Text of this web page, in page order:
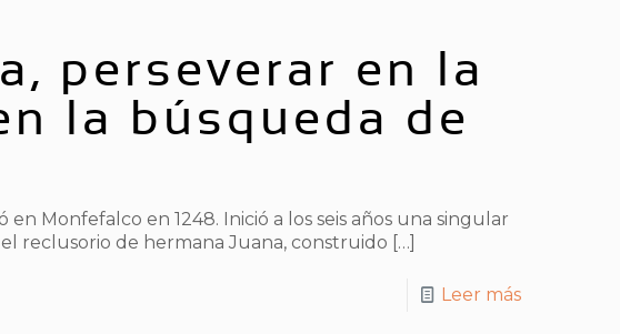
perseverar en la
la búsqueda de
Monfefalco en 1248. Inició a los seis años una singular
reclusorio de hermana Juana, construido […]
Leer más